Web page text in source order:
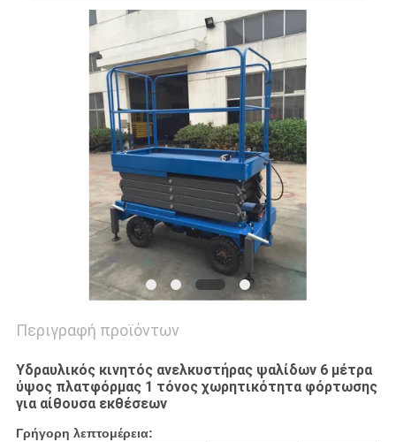
ΠΟΛΙΤΙΚΉ
ΑΠΟΡΡΉΤΟΥ
Περιγραφή προϊόντων
Υδραυλικός κινητός ανελκυστήρας ψαλίδων 6 μέτρα
ύψος πλατφόρμας 1 τόνος χωρητικότητα φόρτωσης
για αίθουσα εκθέσεων
Γρήγορη λεπτομέρεια: